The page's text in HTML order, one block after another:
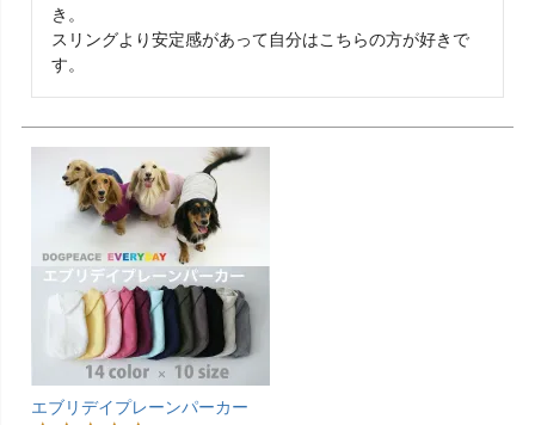
き。
スリングより安定感があって自分はこちらの方が好きで
す。
エブリデイプレーンパーカー